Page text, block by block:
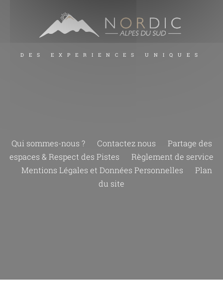
DES EXPERIENCES UNIQUES
Qui sommes-nous ? Contactez nous
Partage des
espaces & Respect des Pistes
Règlement de service
Mentions Légales et Données Personnelles
Plan
du site